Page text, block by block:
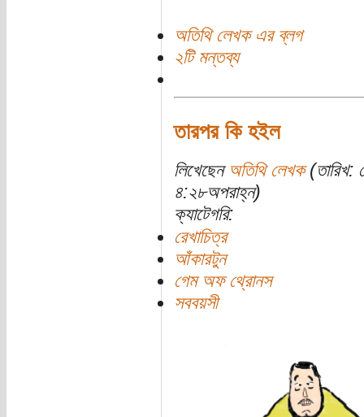
অতিথি লেখক এর ব্লগ
২টি মন্তব্য
তারপর কি হইল
লিখেছেন অতিথি লেখক(তারিখ:
৪:২৮অপরাহ্ন)
ক্যাটেগরি:
রেখাচিত্র
আঁকারটুন
গেম অফ থ্রোনস
সববয়সী